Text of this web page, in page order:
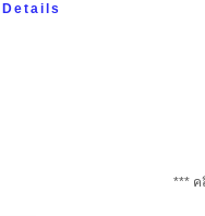
Details
*** ค